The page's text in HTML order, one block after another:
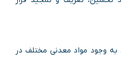
به وجود مواد معدنی مختلف در